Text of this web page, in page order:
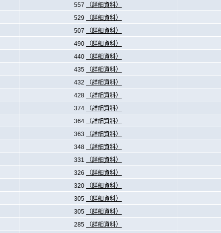
557 （詳細資料）
529 （詳細資料）
507 （詳細資料）
490 （詳細資料）
440 （詳細資料）
435 （詳細資料）
432 （詳細資料）
428 （詳細資料）
374 （詳細資料）
364 （詳細資料）
363 （詳細資料）
348 （詳細資料）
331 （詳細資料）
326 （詳細資料）
320 （詳細資料）
305 （詳細資料）
305 （詳細資料）
285 （詳細資料）